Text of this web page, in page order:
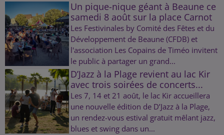
Un pique-nique géant à Beaune ce
samedi 8 août sur la place Carnot
Les Festivinales by Comité des Fêtes et du
Développement de Beaune (CFDB) et
l'association Les Copains de Timéo invitent
le public à partager un grand...
D’Jazz à la Plage revient au lac Kir
avec trois soirées de concerts...
Les 7, 14 et 21 août, le lac Kir accueillera
une nouvelle édition de D’Jazz à la Plage,
un rendez-vous estival gratuit mêlant jazz,
blues et swing dans un...